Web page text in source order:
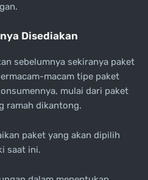
Disediakan
sebelumnya sekiranya paket
macam tipe paket
mulai dari paket
ramah dikantong.
paket yang akan dipilih
saat ini.